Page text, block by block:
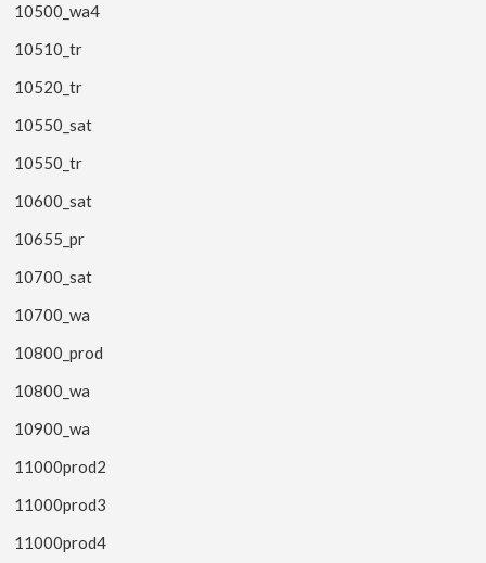
10500_wa4
10510_tr
10520_tr
10550_sat
10550_tr
10600_sat
10655_pr
10700_sat
10700_wa
10800_prod
10800_wa
10900_wa
11000prod2
11000prod3
11000prod4